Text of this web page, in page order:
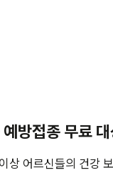
방접종 무료
상 어르신들의 건강